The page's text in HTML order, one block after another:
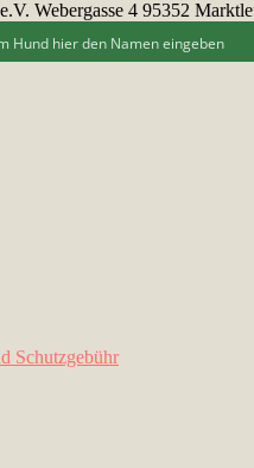
Webergasse 4 95352
Schutzgebühr